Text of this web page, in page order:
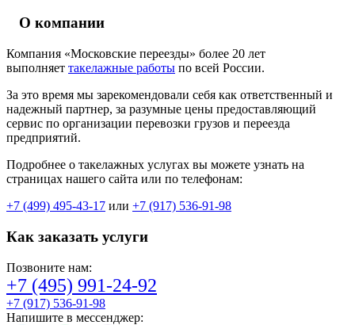
О компании
Компания «Московские переезды» более 20 лет
выполняет такелажные работы по всей России.
За это время мы зарекомендовали себя как ответственный и
надежный партнер, за разумные цены предоставляющий
сервис по организации перевозки грузов и переезда
предприятий.
Подробнее о такелажных услугах вы можете узнать на
страницах нашего сайта или по телефонам:
+7 (499) 495-43-17 или +7 (917) 536-91-98
Как заказать услуги
Позвоните нам:
+7 (495) 991-24-92
+7 (917) 536-91-98
Напишите в мессенджер: